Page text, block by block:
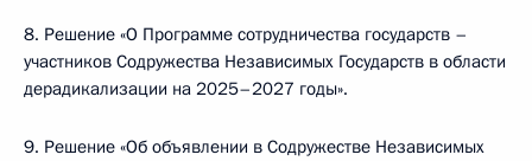
8. Решение «О Программе сотрудничества государств –
участников Содружества Независимых Государств в области
дерадикализации на 2025–2027 годы».
9. Решение «Об объявлении в Содружестве Независимых